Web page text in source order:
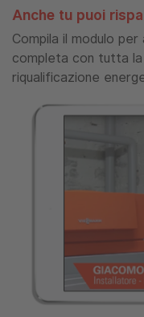
Anche tu puoi
Compila il modulo
completa con tutta la
riqualificazione